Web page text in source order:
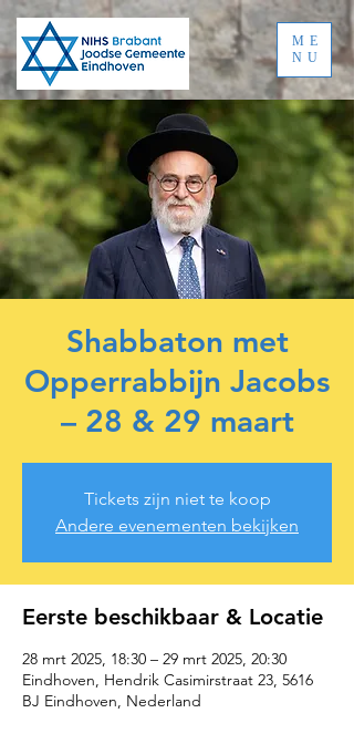
ME
NU
Shabbaton met
Opperrabbijn Jacobs
– 28 & 29 maart
Tickets zijn niet te koop
Andere evenementen bekijken
Eerste beschikbaar & Locatie
28 mrt 2025, 18:30 – 29 mrt 2025, 20:30
Eindhoven, Hendrik Casimirstraat 23, 5616
BJ Eindhoven, Nederland